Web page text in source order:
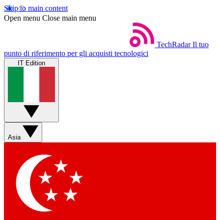
Skip to main content
Open menu Close main menu
TechRadar Il tuo
punto di riferimento per gli acquisti tecnologici
IT Edition
Asia